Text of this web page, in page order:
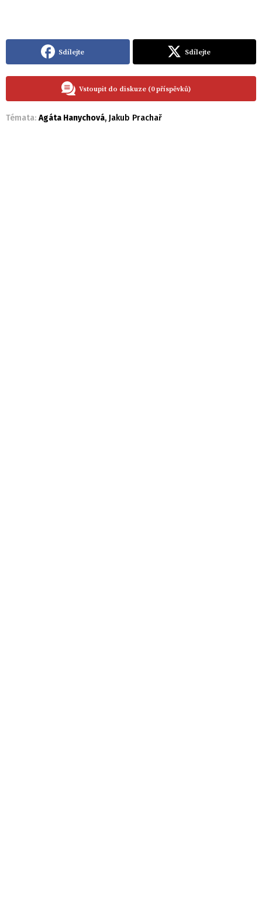
Sdílejte Sdílejte
Vstoupit do diskuze (0 příspěvků)
Témata: Agáta Hanychová, Jakub Prachař